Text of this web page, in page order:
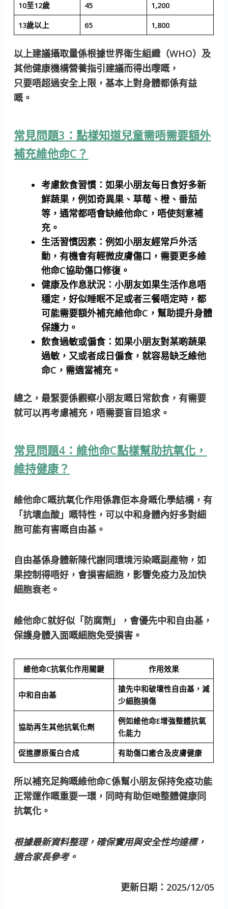
10至12歲 45
1,200
13歲以上
65 1,800
以上建議攝取量係根據世界衛生組織（WHO）及
其他健康機構營養指引建議而得出嚟嘅，
只要唔超過安全上限，基本上對身體都係有益
嘅。
常見問題3：點樣知道兒童需唔需要額外
補充維他命C？
考慮飲食習慣：如果小朋友每日食好多新
鮮蔬果，例如奇異果、草莓、橙、番茄
等，通常都唔會缺維他命C，唔使刻意補
充。
生活習慣因素：例如小朋友經常戶外活
動，有機會有輕微皮膚傷口，需要更多維
他命C協助傷口修復。
健康及作息狀況：小朋友如果生活作息唔
穩定，好似睡眠不足或者三餐唔定時，都
可能需要額外補充維他命C，幫助提升身體
保護力。
飲食過敏或偏食：如果小朋友對某啲蔬果
過敏，又或者成日偏食，就容易缺乏維他
命C，需適當補充。
總之，最緊要係觀察小朋友嘅日常飲食，有需要
就可以再考慮補充，唔需要盲目追求。
常見問題4：維他命C點樣幫助抗氧化，
維持健康？
維他命C嘅抗氧化作用係靠佢本身嘅化學結構，有
「抗壞血酸」 嘅特性，可以中和身體內好多對細
胞可能有害嘅自由基。
自由基係身體新陳代謝同環境污染嘅副產物，如
果控制得唔好，會損害細胞，影響免疫力及加快
細胞衰老。
維他命C就好似「防腐劑」，會優先中和自由基，
保護身體入面嘅細胞免受損害。
維他命C抗氧化作用關鍵 作用效果
中和自由基
搶先中和破壞性自由基，減
少細胞損傷
協助再生其他抗氧化劑
例如維他命E增強整體抗氧
化能力
促進膠原蛋白合成
有助傷口癒合及皮膚健康
所以補充足夠嘅維他命C係幫小朋友保持免疫功能
正常運作嘅重要一環，同時有助佢哋整體健康同
抗氧化。
根據最新資料整理，確保實用與安全性均達標，
適合家長參考。
更新日期：2025/12/05